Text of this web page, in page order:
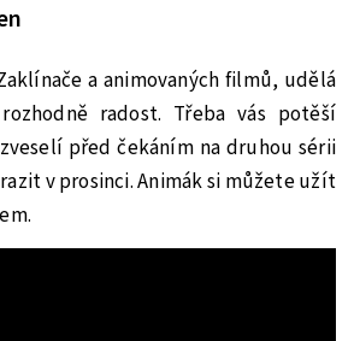
a animovaných filmů, udělá
radost. Třeba vás potěší
před čekáním na druhou sérii
v prosinci. Animák si můžete užít